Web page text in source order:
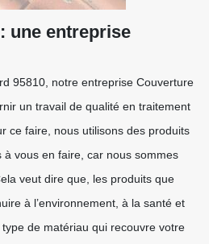
une entreprise
95810, notre entreprise Couverture
un travail de qualité en traitement
ce faire, nous utilisons des produits
à vous en faire, car nous sommes
veut dire que, les produits que
à l’environnement, à la santé et
de matériau qui recouvre votre